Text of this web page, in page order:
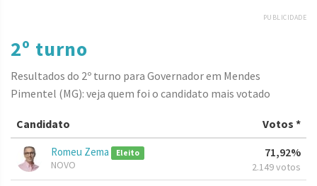
PUBLICIDADE
2º turno
Resultados do 2º turno para Governador em Mendes
Pimentel (MG): veja quem foi o candidato mais votado
Candidato Votos *
Romeu Zema Eleito
NOVO
71,92%
2.149 votos